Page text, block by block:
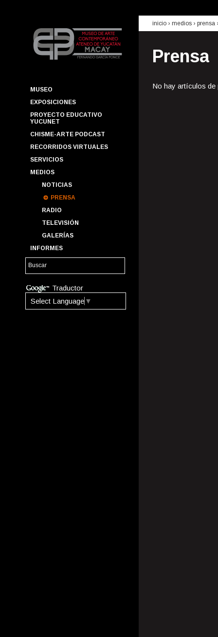
MUSEO
EXPOSICIONES
PROYECTO EDUCATIVO
YUCUNET
CHISME-ARTE PODCAST
RECORRIDOS VIRTUALES
SERVICIOS
MEDIOS
NOTICIAS
PRENSA
RADIO
TELEVISIÓN
GALERÍAS
INFORMES
Traductor
Select Language ▼
inicio › medios › prensa
Prensa
No hay artículos de